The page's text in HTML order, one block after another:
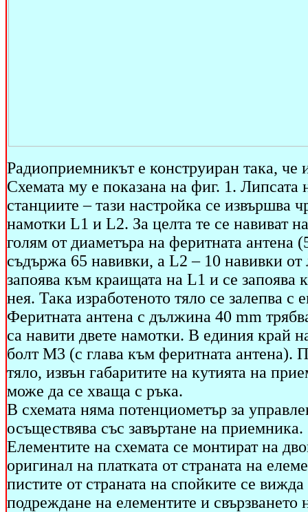
Радиоприемникът е конструиран така, че
Схемата му е показана на фиг. 1. Липсата
станциите – тази настройка се извършва
намотки L1 и L2. За целта те се навиват
голям от диаметъра на феритната антена
съдържа 65 навивки, а L2 – 10 навивки
запоява към краищата на L1 и се
нея. Така изработеното тяло се залепва
Феритната антена с дължина 40 mm
са навити двете намотки. В единия край
болт М3 (с глава към феритната антена).
тяло, извън габаритите на кутията на
може да се хваща с ръка.
В схемата няма потенциометър за
осъществява със завъртане на приемника.
Елементите на схемата се монтират на
оригинал на платката от страната на
пистите от страната на спойките се
подреждане на елементите и свързването